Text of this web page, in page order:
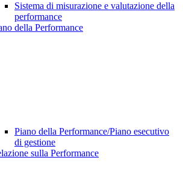
Sistema di misurazione e valutazione della
performance
della Performance
Piano della Performance/Piano esecutivo
di gestione
sulla Performance